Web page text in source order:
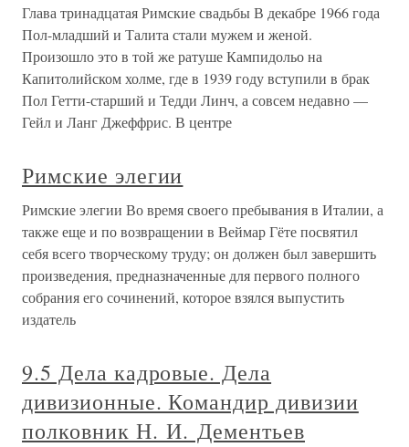
Глава тринадцатая Римские свадьбы В декабре 1966 года
Пол-младший и Талита стали мужем и женой.
Произошло это в той же ратуше Кампидольо на
Капитолийском холме, где в 1939 году вступили в брак
Пол Гетти-старший и Тедди Линч, а совсем недавно —
Гейл и Ланг Джеффрис. В центре
Римские элегии
Римские элегии Во время своего пребывания в Италии, а
также еще и по возвращении в Веймар Гёте посвятил
себя всего творческому труду; он должен был завершить
произведения, предназначенные для первого полного
собрания его сочинений, которое взялся выпустить
издатель
9.5 Дела кадровые. Дела
дивизионные. Командир дивизии
полковник Н. И. Дементьев